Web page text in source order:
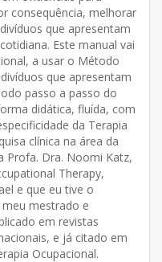
consequência, melhorar
que apresentam
Este manual vai
a usar o Método
que apresentam
passo a passo do
didática, fluída, com
da Terapia
clínica na área da
Profa. Dra. Noomi Katz,
Therapy,
e que eu tive o
mestrado e
em revistas
e já citado em
Ocupacional.